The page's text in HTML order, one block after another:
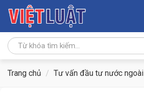
Trang chủ Tư vấn đầu tư nước ngoài